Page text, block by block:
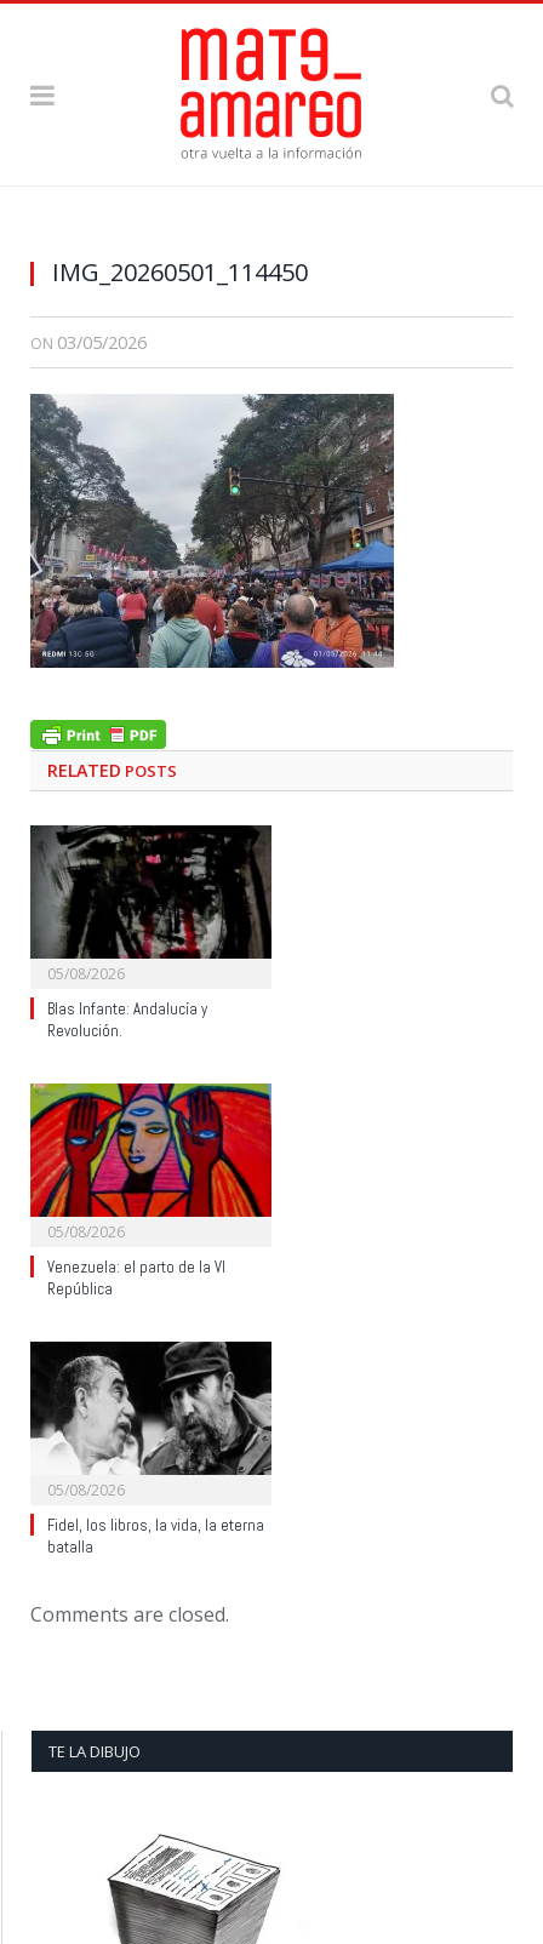
IMG_20260501_114450
ON 03/05/2026
RELATED POSTS
05/08/2026
Blas Infante: Andalucía y
Revolución.
05/08/2026
Venezuela: el parto de la VI
República
05/08/2026
Fidel, los libros, la vida, la eterna
batalla
Comments are closed.
TE LA DIBUJO